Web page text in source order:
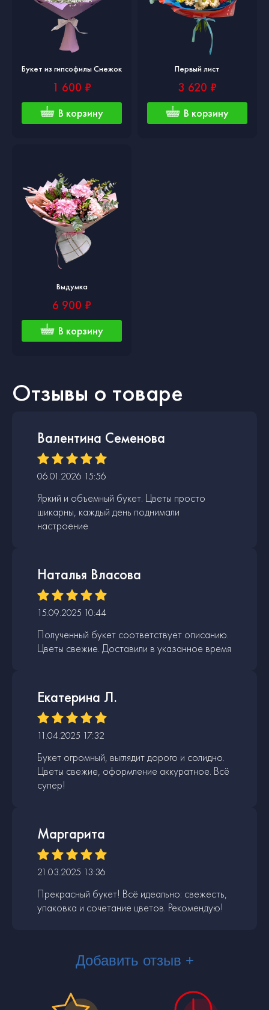
Отзывы о товаре
Валентина Семенова
06.01.2026 15:56
Яркий и объемный букет. Цветы просто
шикарны, каждый день поднимали
настроение
Наталья Власова
15.09.2025 10:44
Полученный букет соответствует описанию.
Цветы свежие. Доставили в указанное время
Екатерина Л.
11.04.2025 17:32
Букет огромный, выглядит дорого и солидно.
Цветы свежие, оформление аккуратное. Всё
супер!
Маргарита
21.03.2025 13:36
Прекрасный букет! Всё идеально: свежесть,
упаковка и сочетание цветов. Рекомендую!
Добавить отзыв +
Букет из гипсофилы Снежок
1 600 ₽
В корзину
Первый лист
3 620 ₽
В корзину
Выдумка
6 900 ₽
В корзину